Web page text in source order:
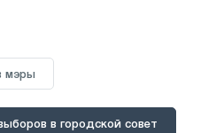
мэры
в городской совет